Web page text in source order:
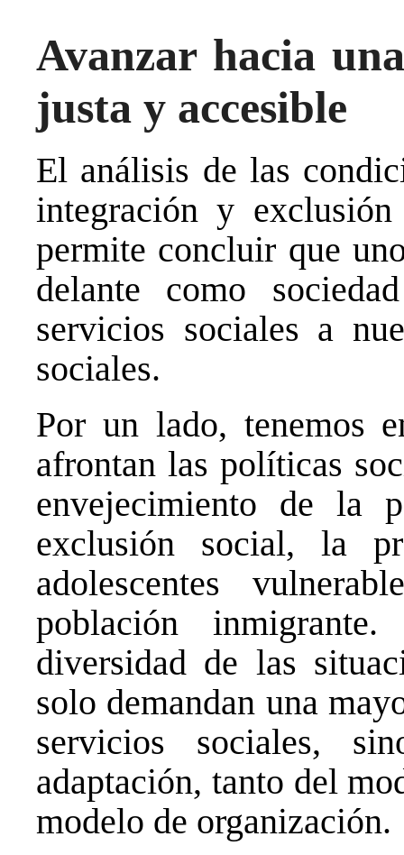
Avanzar hacia
justa y accesible
El análisis de las
integración y
permite concluir que
delante como
servicios sociales a
sociales.
Por un lado, tenemos
afrontan las políticas
envejecimiento de la
exclusión social, la
adolescentes
población
diversidad de las
solo demandan una
servicios sociales,
adaptación, tanto del
modelo de organización.